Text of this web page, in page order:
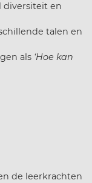
diversiteit en
talen en
als ‘Hoe kan
de leerkrachten